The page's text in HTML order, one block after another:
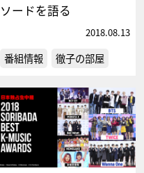
ソードを語る
2018.08.13
番組情報 徹子の部屋